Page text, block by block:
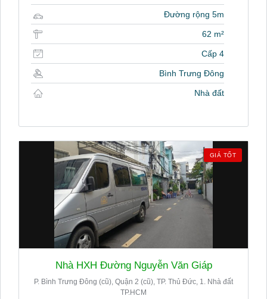
Đường rộng 5m
62 m²
Cấp 4
Bình Trưng Đông
Nhà đất
GIÁ TỐT
Nhà HXH Đường Nguyễn Văn Giáp
P. Bình Trưng Đông (cũ), Quận 2 (cũ), TP. Thủ Đức, 1. Nhà đất
TP.HCM